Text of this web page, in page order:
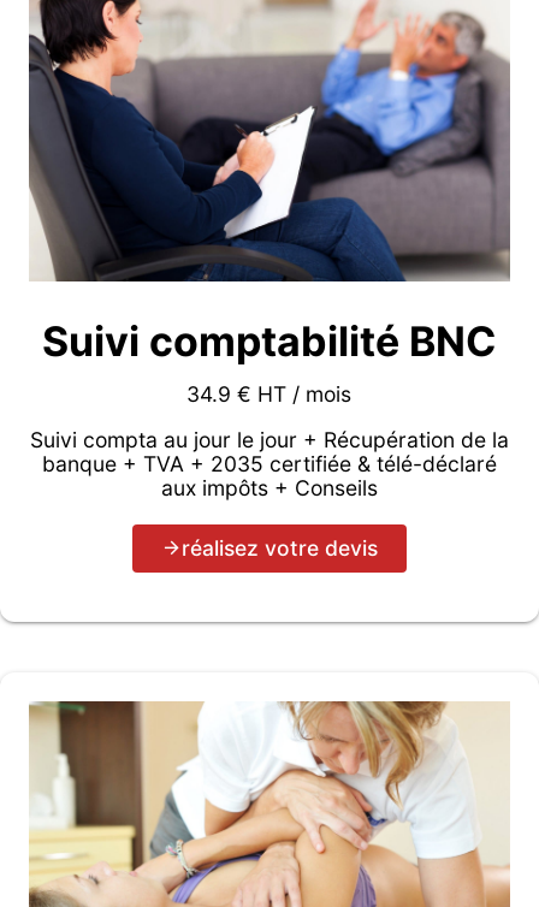
Suivi comptabilité BNC
34.9 € HT / mois
Suivi compta au jour le jour + Récupération de la
banque + TVA + 2035 certifiée & télé-déclaré
aux impôts + Conseils
réalisez votre devis